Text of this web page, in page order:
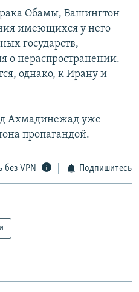
Обамы, Вашингтон
имеющихся у него
государств,
о нераспространении.
однако, к Ирану и
Ахмадинежад уже
пропагандой.
без VPN Подпишитесь